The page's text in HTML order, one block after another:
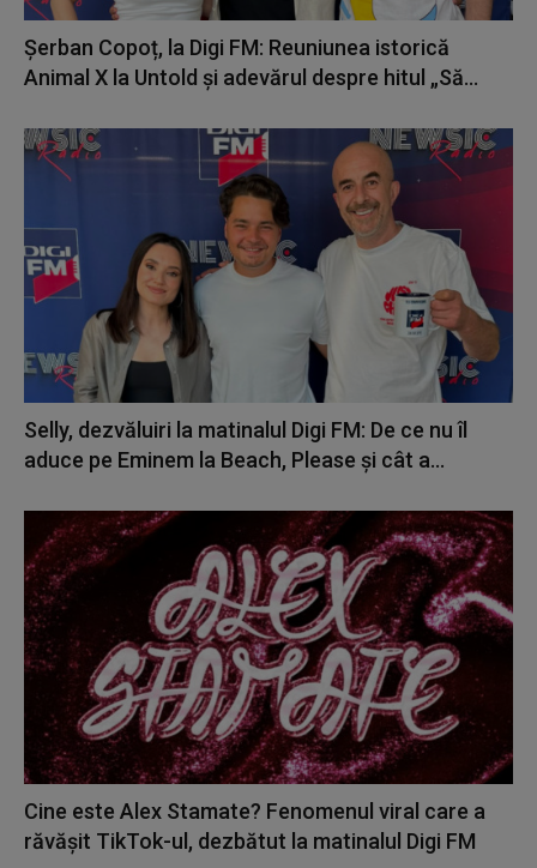
Șerban Copoț, la Digi FM: Reuniunea istorică
Animal X la Untold și adevărul despre hitul „Să...
Selly, dezvăluiri la matinalul Digi FM: De ce nu îl
aduce pe Eminem la Beach, Please și cât a...
Cine este Alex Stamate? Fenomenul viral care a
răvășit TikTok-ul, dezbătut la matinalul Digi FM